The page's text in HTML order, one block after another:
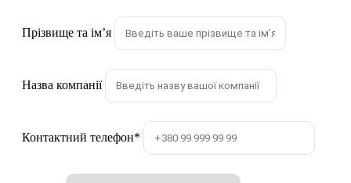
Прізвище та імʼя
Назва компанії
Контактний телефон*